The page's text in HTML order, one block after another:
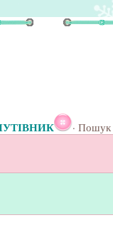
· Пошук